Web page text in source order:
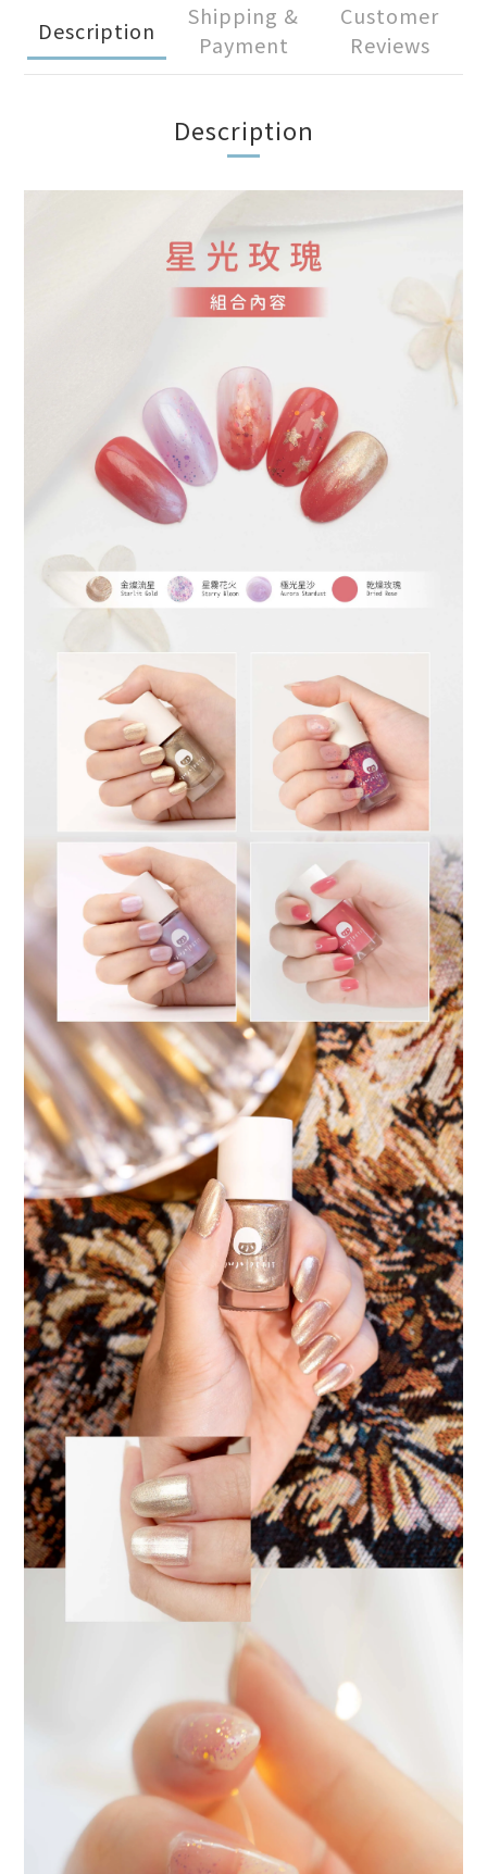
Description
Shipping &
Payment
Customer
Reviews
Description